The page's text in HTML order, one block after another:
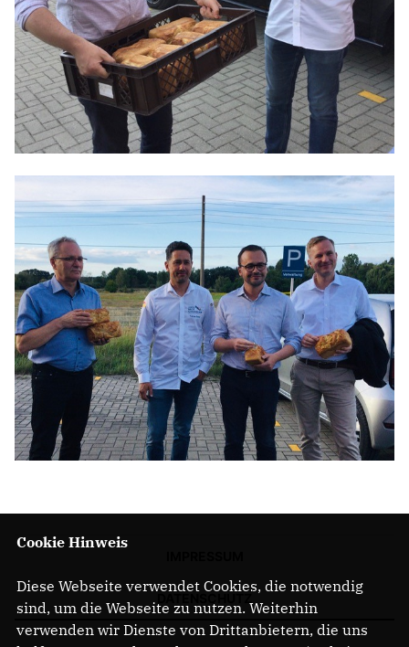
Cookie Hinweis
Diese Webseite verwendet Cookies, die notwendig
sind, um die Webseite zu nutzen. Weiterhin
verwenden wir Dienste von Drittanbietern, die uns